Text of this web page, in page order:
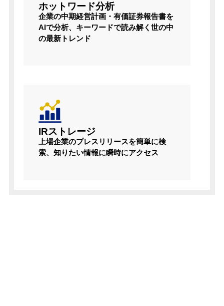
ホットワード分析
企業の中期経営計画・有価証券報告書を
AIで分析、キーワードで読み解く世の中
の最新トレンド
IRストレージ
上場企業のプレスリリースを簡単に検
索、知りたい情報に瞬時にアクセス